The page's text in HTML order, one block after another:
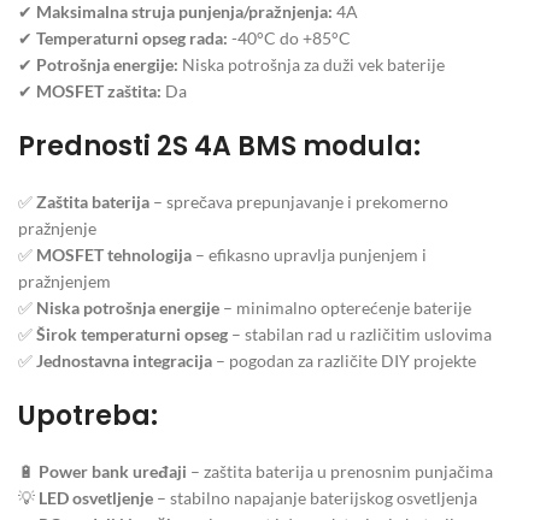
✔ Maksimalna struja punjenja/pražnjenja: 4A
✔ Temperaturni opseg rada: -40°C do +85°C
✔ Potrošnja energije: Niska potrošnja za duži vek baterije
✔ MOSFET zaštita: Da
Prednosti 2S 4A BMS modula:
✅Zaštita baterija – sprečava prepunjavanje i prekomerno
pražnjenje
✅ MOSFET tehnologija – efikasno upravlja punjenjem i
pražnjenjem
✅ Niska potrošnja energije – minimalno opterećenje baterije
✅Širok temperaturni opseg – stabilan rad u različitim uslovima
✅ Jednostavna integracija – pogodan za različite DIY projekte
Upotreba:
🔋 Power bank uređaji – zaštita baterija u prenosnim punjačima
💡 LED osvetljenje – stabilno napajanje baterijskog osvetljenja